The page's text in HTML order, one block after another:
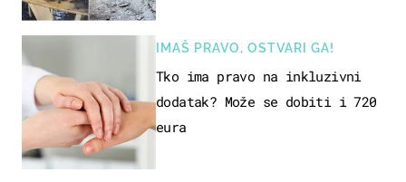
IMAŠ PRAVO, OSTVARI GA!
Tko ima pravo na inkluzivni
dodatak? Može se dobiti i 720
eura